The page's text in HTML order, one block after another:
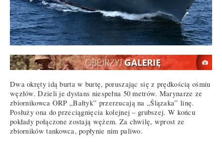
Dwa okręty idą burta w burtę, poruszając się z prędkością ośmiu
węzłów. Dzieli je dystans niespełna 50 metrów. Marynarze ze
zbiornikowca ORP „Bałtyk” przerzucają na „Ślązaka” linę.
Posłuży ona do przeciągnięcia kolejnej – grubszej. W końcu
pokłady połączone zostają wężem. Za chwilę, wprost ze
zbiorników tankowca, popłynie nim paliwo.